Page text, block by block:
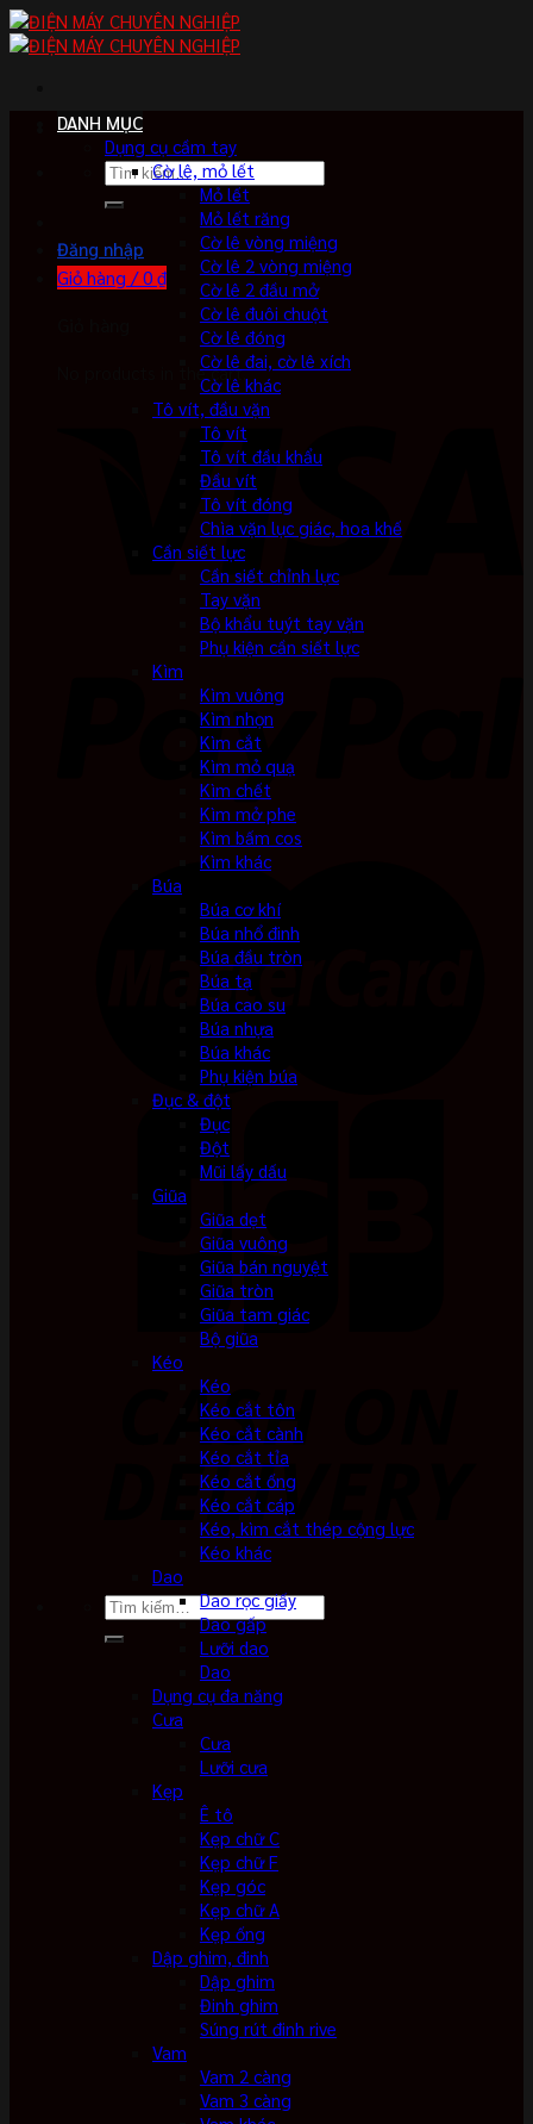
Skip
to
Tìm
kiếm:
Đăng nhập
Giỏ hàng /0 ₫
No products in the cart.
Tìm
DANH MỤC
Dụng cụ cầm tay
Cờ lê, mỏ lết
Mỏ lết
Mỏ lết răng
Cờ lê vòng miệng
Cờ lê 2 vòng miệng
Cờ lê 2 đầu mở
Cờ lê đuôi chuột
Cờ lê đóng
Cờ lê đai, cờ lê xích
Cờ lê khác
Tô vít, đầu vặn
Tô vít
Tô vít đầu khẩu
Đầu vít
Tô vít đóng
Chìa vặn lục giác, hoa khế
Cần siết lực
Cần siết chỉnh lực
Tay vặn
Bộ khẩu tuýt tay vặn
Phụ kiện cần siết lực
Kìm
Kìm vuông
Kìm nhọn
Kìm cắt
Kìm mỏ quạ
Kìm chết
Kìm mở phe
Kìm bấm cos
Kìm khác
Búa
Búa cơ khí
Búa nhổ đinh
Búa đầu tròn
Búa tạ
Búa cao su
Búa nhựa
Búa khác
Phụ kiện búa
Đục & đột
Đục
Đột
Mũi lấy dấu
Giũa
Giũa dẹt
Giũa vuông
Giũa bán nguyệt
Giũa tròn
Giũa tam giác
Bộ giũa
Kéo
Kéo
Kéo cắt tôn
Kéo cắt cành
Kéo cắt tỉa
Kéo cắt ống
Kéo cắt cáp
Kéo, kìm cắt thép cộng lực
Kéo khác
Dao
Dao rọc giấy
Dao gấp
Lưỡi dao
Dao
Dụng cụ đa năng
Cưa
Cưa
Lưỡi cưa
Kẹp
Ê tô
Kẹp chữ C
Kẹp chữ F
Kẹp góc
Kẹp chữ A
Kẹp ống
Dập ghim, đinh
Dập ghim
Đinh ghim
Súng rút đinh rive
Vam
Vam 2 càng
Vam 3 càng